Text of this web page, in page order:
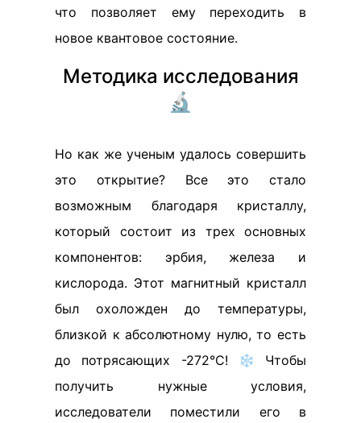
что позволяет ему переходить в
новое квантовое состояние.
Методика исследования
🔬
Но как же ученым удалось совершить
это открытие? Все это стало
возможным благодаря кристаллу,
который состоит из трех основных
компонентов: эрбия, железа и
кислорода. Этот магнитный кристалл
был охоложден до температуры,
близкой к абсолютному нулю, то есть
до потрясающих -272°C! ❄️ Чтобы
получить нужные условия,
исследователи поместили его в